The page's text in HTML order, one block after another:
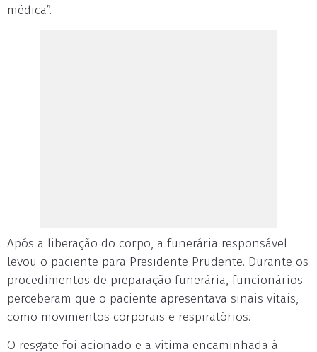
médica”.
Após a liberação do corpo, a funerária responsável
levou o paciente para Presidente Prudente. Durante os
procedimentos de preparação funerária, funcionários
perceberam que o paciente apresentava sinais vitais,
como movimentos corporais e respiratórios.
O resgate foi acionado e a vítima encaminhada à